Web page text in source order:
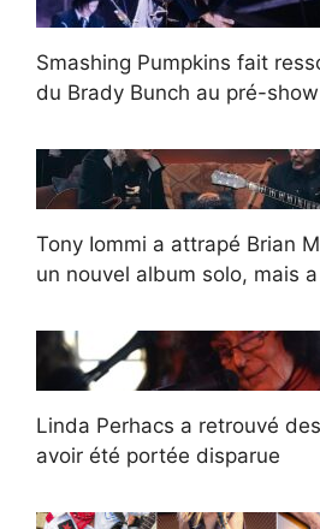
Smashing Pumpkins fait
du Brady Bunch au pré-
Tony Iommi a attrapé Brian
un nouvel album solo, mais
Linda Perhacs a retrouvé
avoir été portée disparue